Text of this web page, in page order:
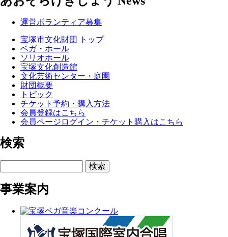
運営ボランティア募集
宝塚市文化財団 トップ
ベガ・ホール
ソリオホール
宝塚文化創造館
文化芸術センター・庭園
財団概要
トピック
チケット予約・購入方法
会員登録はこちら
会員ページログイン・チケット購入はこちら
検索
検索
事業案内